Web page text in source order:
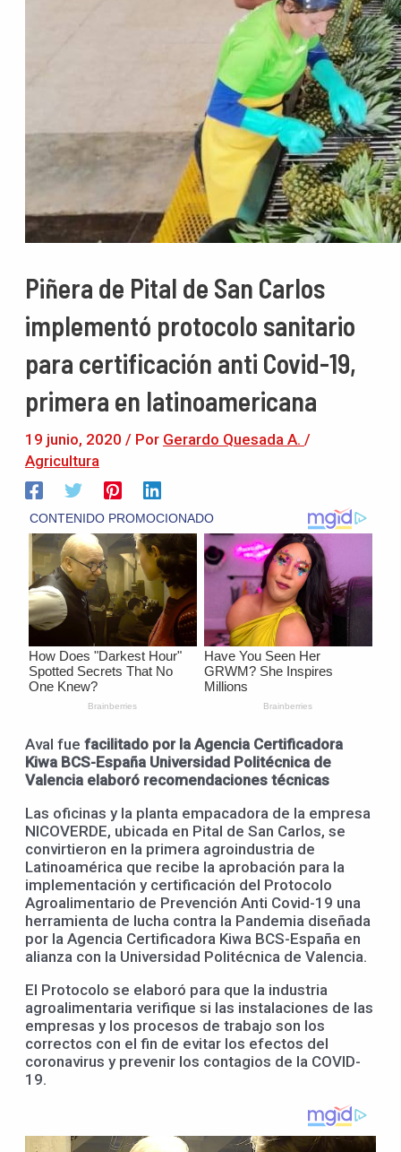
Piñera de Pital de San Carlos
implementó protocolo sanitario
para certificación anti Covid-19,
primera en latinoamericana
19 junio, 2020 / Por Gerardo Quesada A. /
Agricultura
Aval fue facilitado por la Agencia Certificadora
Kiwa BCS-España Universidad Politécnica de
Valencia elaboró recomendaciones técnicas
Las oficinas y la planta empacadora de la empresa
NICOVERDE, ubicada en Pital de San Carlos, se
convirtieron en la primera agroindustria de
Latinoamérica que recibe la aprobación para la
implementación y certificación del Protocolo
Agroalimentario de Prevención Anti Covid-19 una
herramienta de lucha contra la Pandemia diseñada
por la Agencia Certificadora Kiwa BCS-España en
alianza con la Universidad Politécnica de Valencia.
El Protocolo se elaboró para que la industria
agroalimentaria verifique si las instalaciones de las
empresas y los procesos de trabajo son los
correctos con el fin de evitar los efectos del
coronavirus y prevenir los contagios de la COVID-
19.